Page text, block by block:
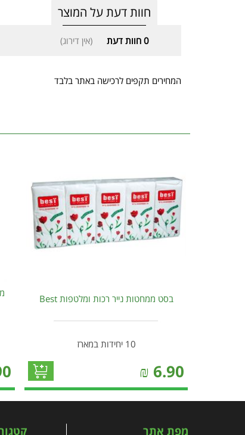
חוות דעת על המוצר
0 חוות דעת (אין דירוג)
המחירים תקפים לרכישה באתר בלבד
בסט ממחטות נייר רכות ומלטפות Best
10 יחידות במארז
6.90
₪
מפת אתר